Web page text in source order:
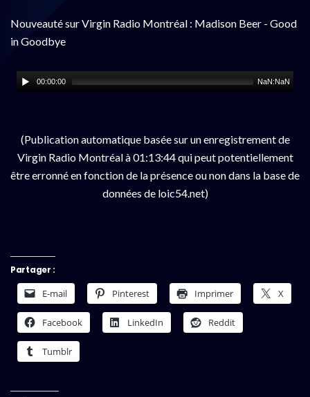
Nouveauté sur Virgin Radio Montréal : Madison Beer - Good
in Goodbye
00:00:00 NaN:NaN
(Publication automatique basée sur un enregistrement de
Virgin Radio Montréal à 01:13:44 qui peut potentiellement
être erronné en fonction de la présence ou non dans la base de
données de loic54.net)
Partager :
E-mail Pinterest Imprimer X
Facebook LinkedIn Reddit
Tumblr